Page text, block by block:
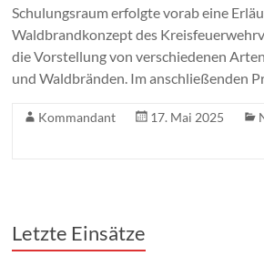
Schulungsraum erfolgte vorab eine
Waldbrandkonzept des
die Vorstellung von verschiedenen
und Waldbränden. Im anschließenden
Kommandant 17. Mai 2025
Letzte Einsätze